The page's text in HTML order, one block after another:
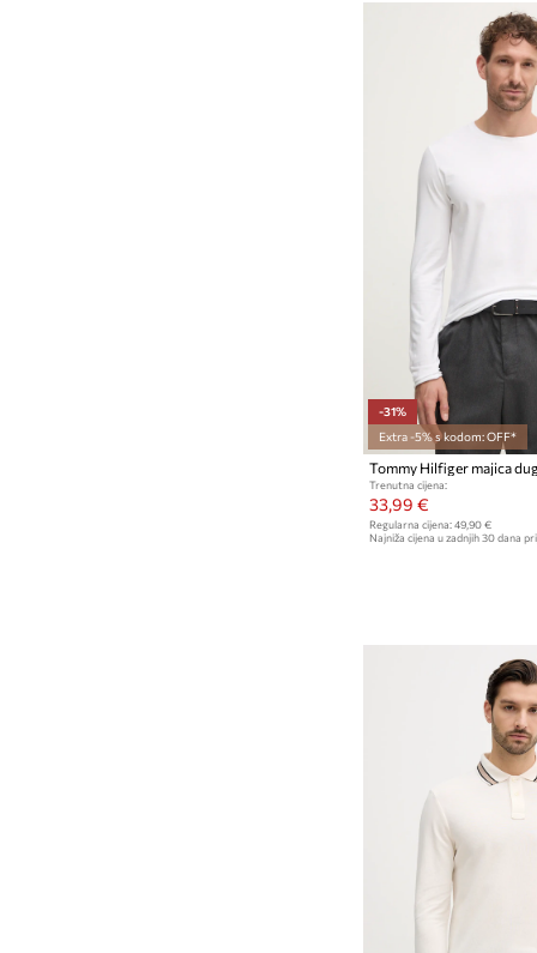
-31%
Extra -5% s kodom: OFF*
Trenutna cijena:
33,99 €
Regularna cijena: 49,90 €
Najniža cijena u zadnjih 30 dana